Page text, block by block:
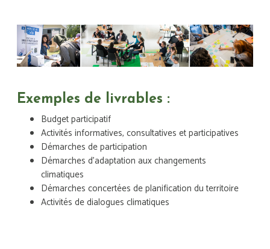
Exemples de livrables :
Budget participatif
Activités informatives, consultatives et participatives
Démarches de participation
Démarches d'adaptation aux changements
climatiques
Démarches concertées de planification du territoire
Activités de dialogues climatiques